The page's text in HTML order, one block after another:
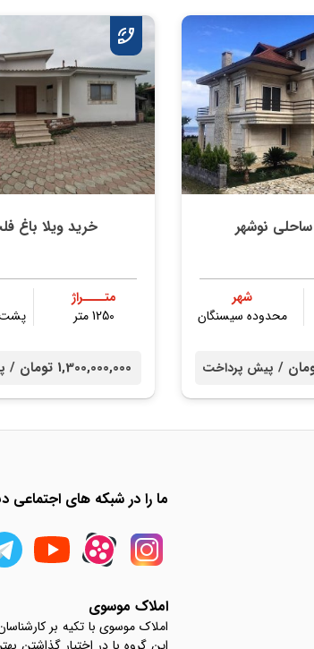
ساحلی نوشهر
شهر
محدوده سیسنگان
پیش پرداخت
خرید ویلا باغ
متــــراژ
1250 متر
پشت
1,300,000,000 تومان /
ما را در شبکه های اجتماعی
املاک موسوی
املاک موسوی با تکیه بر